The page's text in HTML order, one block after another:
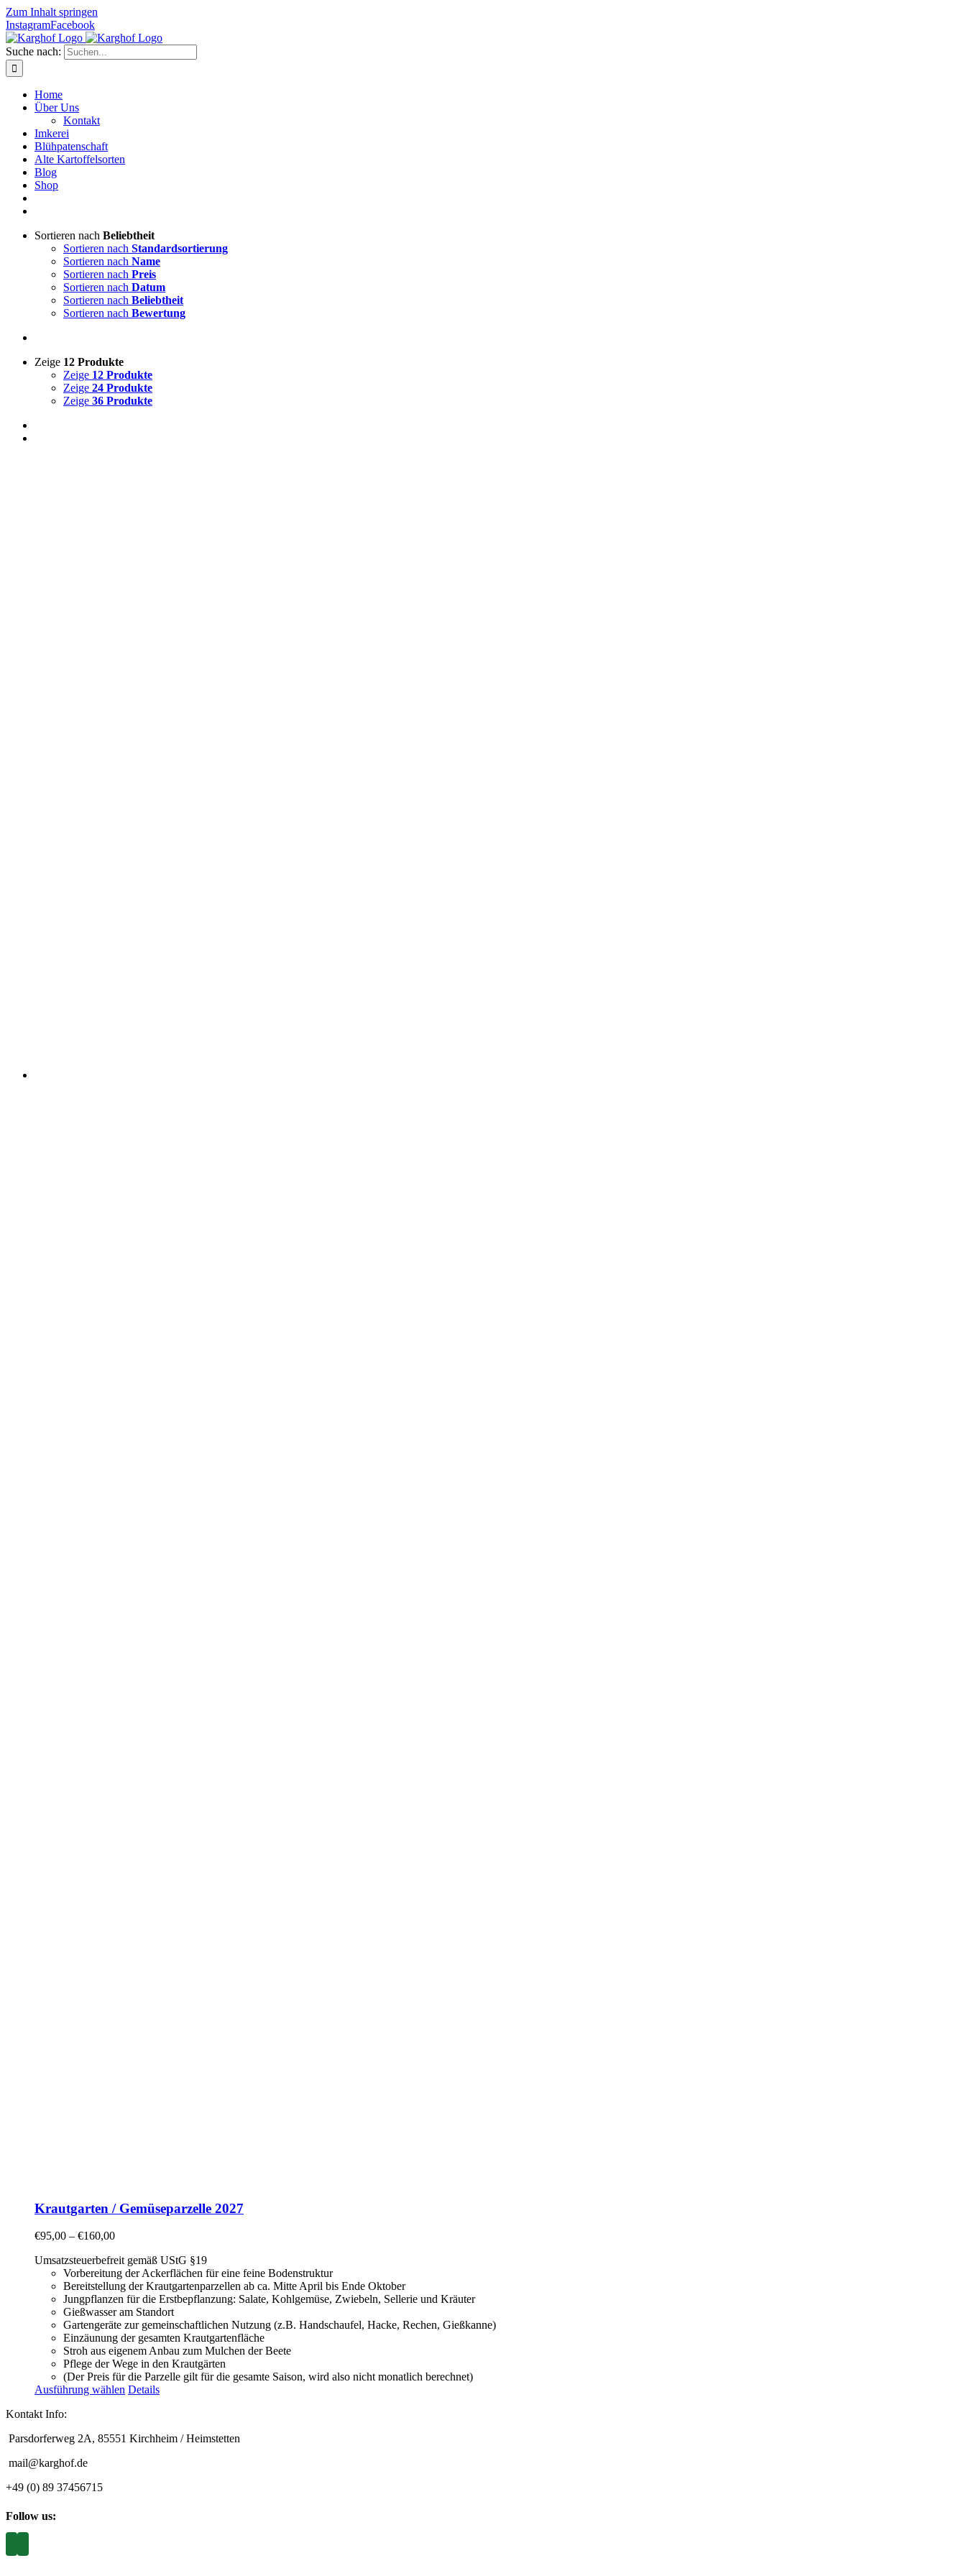
Zum Inhalt springen
InstagramFacebook
Suche nach:
Home
Über Uns
Kontakt
Imkerei
Blühpatenschaft
Alte Kartoffelsorten
Blog
Shop
Sortieren nach Beliebtheit
Sortieren nach Standardsortierung
Sortieren nach Name
Sortieren nach Preis
Sortieren nach Datum
Sortieren nach Beliebtheit
Sortieren nach Bewertung
Zeige 12 Produkte
Zeige 12 Produkte
Zeige 24 Produkte
Zeige 36 Produkte
Krautgarten / Gemüseparzelle 2027
€95,00 – €160,00
Umsatzsteuerbefreit gemäß UStG §19
Vorbereitung der Ackerflächen für eine feine Bodenstruktur
Bereitstellung der Krautgartenparzellen ab ca. Mitte April bis Ende Oktober
Jungpflanzen für die Erstbepflanzung: Salate, Kohlgemüse, Zwiebeln, Sellerie und Kräuter
Gießwasser am Standort
Gartengeräte zur gemeinschaftlichen Nutzung (z.B. Handschaufel, Hacke, Rechen, Gießkanne)
Einzäunung der gesamten Krautgartenfläche
Stroh aus eigenem Anbau zum Mulchen der Beete
Pflege der Wege in den Krautgärten
(Der Preis für die Parzelle gilt für die gesamte Saison, wird also nicht monatlich berechnet)
Ausführung wählen Details
Kontakt Info:
Parsdorferweg 2A, 85551 Kirchheim / Heimstetten
mail@karghof.de
+49 (0) 89 37456715
Follow us: